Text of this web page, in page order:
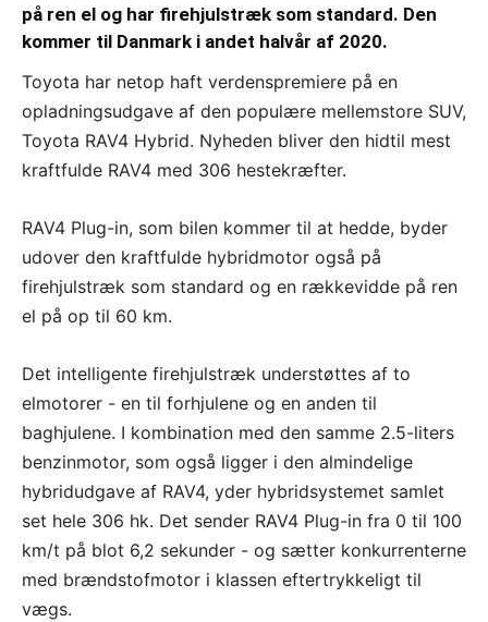
på ren el og har firehjulstræk som standard. Den
kommer til Danmark i andet halvår af 2020.
Toyota har netop haft verdenspremiere på en
opladningsudgave af den populære mellemstore SUV,
Toyota RAV4 Hybrid. Nyheden bliver den hidtil mest
kraftfulde RAV4 med 306 hestekræfter.
RAV4 Plug-in, som bilen kommer til at hedde, byder
udover den kraftfulde hybridmotor også på
firehjulstræk som standard og en rækkevidde på ren
el på op til 60 km.
Det intelligente firehjulstræk understøttes af to
elmotorer - en til forhjulene og en anden til
baghjulene. I kombination med den samme 2.5-liters
benzinmotor, som også ligger i den almindelige
hybridudgave af RAV4, yder hybridsystemet samlet
set hele 306 hk. Det sender RAV4 Plug-in fra 0 til 100
km/t på blot 6,2 sekunder - og sætter konkurrenterne
med brændstofmotor i klassen eftertrykkeligt til
vægs.